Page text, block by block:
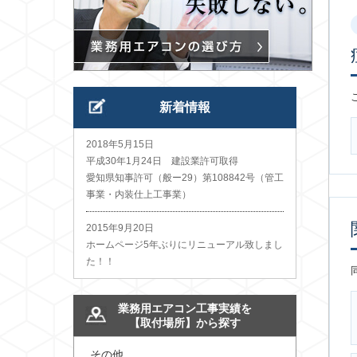
新着情報
2018年5月15日
平成30年1月24日 建設業許可取得
愛知県知事許可（般ー29）第108842号（管工
事業・内装仕上工事業）
2015年9月20日
ホームページ5年ぶりにリニューアル致しまし
た！！
業務用エアコン工事実績を
【取付場所】から探す